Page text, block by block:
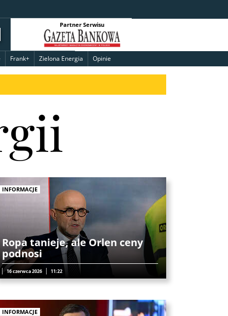
Partner Serwisu
Frank+ Zielona Energia Opinie
INFORMACJE
Ropa tanieje, ale Orlen ceny
podnosi
16 czerwca 2026 11:22
INFORMACJE